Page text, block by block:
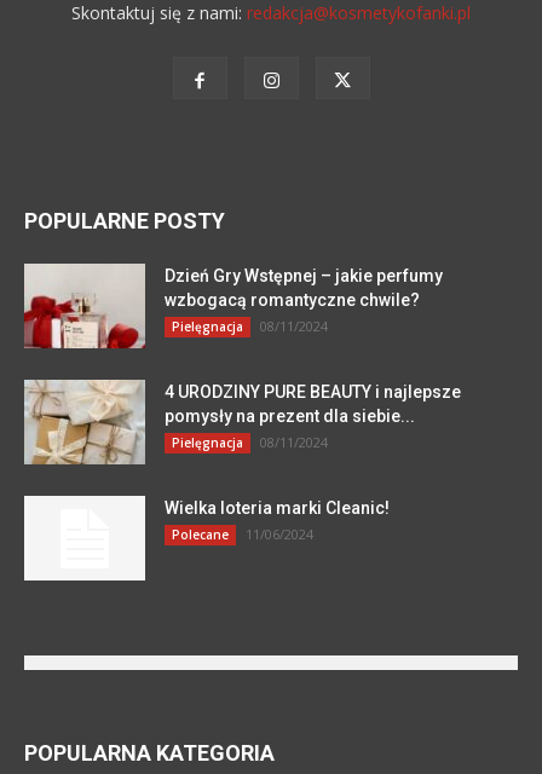
Skontaktuj się z nami: redakcja@kosmetykofanki.pl
POPULARNE POSTY
Dzień Gry Wstępnej – jakie perfumy
wzbogacą romantyczne chwile?
Pielęgnacja 08/11/2024
4 URODZINY PURE BEAUTY i najlepsze
pomysły na prezent dla siebie...
Pielęgnacja 08/11/2024
Wielka loteria marki Cleanic!
Polecane 11/06/2024
POPULARNA KATEGORIA